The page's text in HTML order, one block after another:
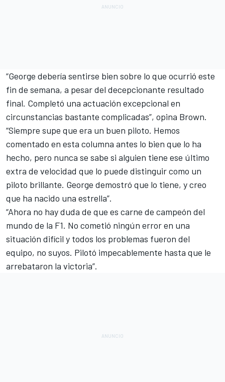
“George debería sentirse bien sobre lo que ocurrió este
fin de semana, a pesar del decepcionante resultado
final. Completó una actuación excepcional en
circunstancias bastante complicadas”, opina Brown.
“Siempre supe que era un buen piloto. Hemos
comentado en esta columna antes lo bien que lo ha
hecho, pero nunca se sabe si alguien tiene ese último
extra de velocidad que lo puede distinguir como un
piloto brillante. George demostró que lo tiene, y creo
que ha nacido una estrella”.
“Ahora no hay duda de que es carne de campeón del
mundo de la F1. No cometió ningún error en una
situación difícil y todos los problemas fueron del
equipo, no suyos. Pilotó impecablemente hasta que le
arrebataron la victoria”.